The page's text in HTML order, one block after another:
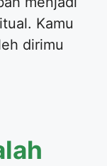
Kamu
dirimu